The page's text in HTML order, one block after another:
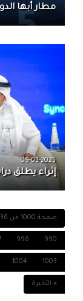
مطار أبها
09-03-2025
إثراء يطلق
صفحة 1000 من 1936
990
996
1003
1004
» الأخيرة